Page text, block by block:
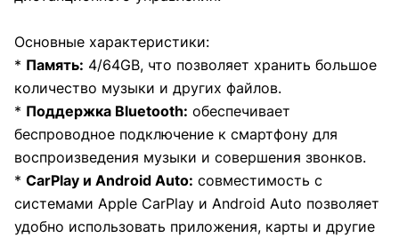
Основные характеристики:
* Память: 4/64GB, что позволяет хранить большое
количество музыки и других файлов.
* Поддержка Bluetooth: обеспечивает
беспроводное подключение к смартфону для
воспроизведения музыки и совершения звонков.
* CarPlay и Android Auto: совместимость с
системами Apple CarPlay и Android Auto позволяет
удобно использовать приложения, карты и другие